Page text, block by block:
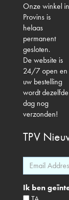
Onze winkel in
Provins is
helaas
permanent
gesloten.
De website is
24/7 open en
uw bestelling
wordt dezelfde
dag nog
verzonden!
TPV
Ik ben